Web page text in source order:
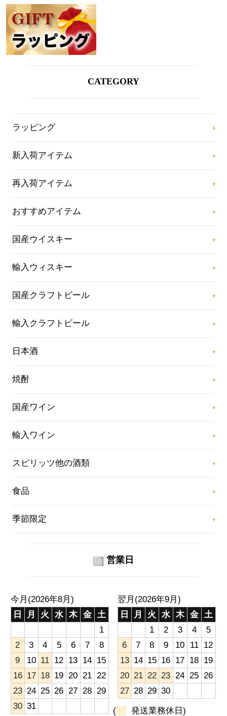
CATEGORY
ラッピング
新入荷アイテム
再入荷アイテム
おすすめアイテム
国産ウイスキー
輸入ウィスキー
国産クラフトビール
輸入クラフトビール
日本酒
焼酎
国産ワイン
輸入ワイン
スピリッツ他の酒類
食品
季節限定
営業日
今月(2026年8月)
日
月 火 水 木 金 土
1
2
3 4 5 6 7
8
9
10 11 12 13 14 15
16 17 18 19 20 21 22
23 24 25 26 27 28 29
30 31
翌月(2026年9月)
日
月 火 水 木 金
土
1
2 3 4
5
6
7 8 9 10 11
12
13 14 15 16 17 18 19
20 21 22 23 24 25 26
27 28 29 30
( 発送業務休日)